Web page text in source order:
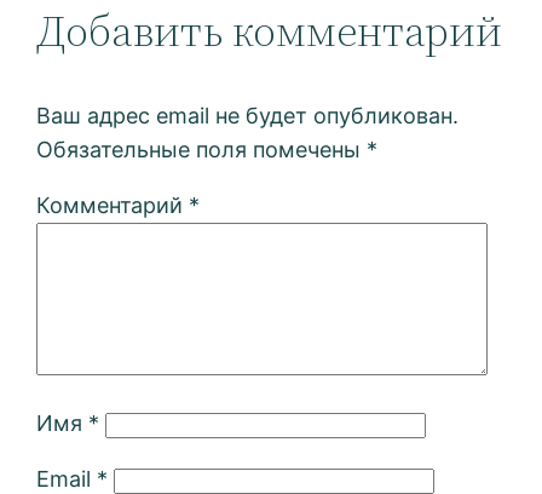
Добавить комментарий
Ваш адрес email не будет опубликован.
Обязательные поля помечены *
Комментарий *
Имя *
Email *